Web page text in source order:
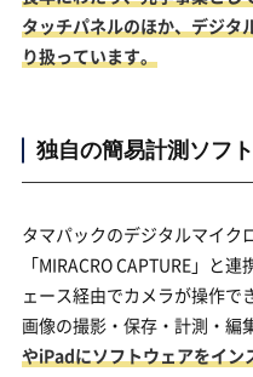
タッチパネルのほか、デジタ
り扱っています。
独自の簡易計測ソフ
タマパックのデジタルマイク
「MIRACRO CAPTURE」と
ェース経由でカメラが操作で
画像の撮影・保存・計測・編
やiPadにソフトウェアをイン